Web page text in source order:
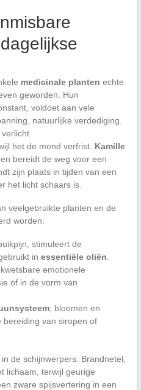
medicinale planten echte
geworden. Hun
voldoet aan vele
natuurlijke verdediging.
het de mond verfrist. Kamille
bereidt de weg voor een
zijn plaats in tijden van een
het licht schaars is.
veelgebruikte planten en de
worden:
stimuleert de
in essentiële oliën
emotionele
of in de vorm van
; bloemen en
bereiding van siropen of
de schijnwerpers. Brandnetel,
lichaam, terwijl geurige
zware spijsvertering in een